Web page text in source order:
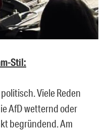
Stil:
Viele Reden
AfD wetternd oder
begründend. Am